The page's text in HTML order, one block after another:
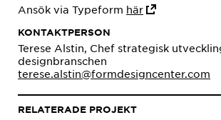
Ansök via Typeform här
KONTAKTPERSON
Terese Alstin, Chef strategisk
designbranschen
terese.alstin@formdesigncenter.com
RELATERADE PROJEKT